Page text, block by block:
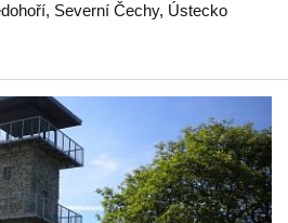
, Severní Čechy, Ústecko